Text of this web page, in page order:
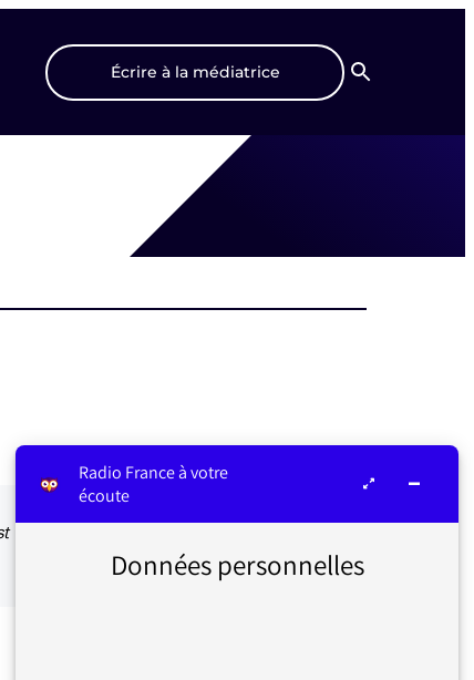
Écrire à la médiatrice
Recherche
Radio France à votre
écoute
Données personnelles